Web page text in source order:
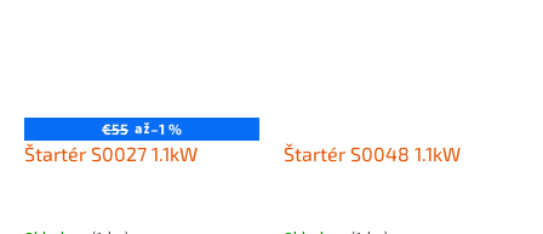
€55 až–1 %
Štartér S0027 1.1kW Štartér S0048 1.1kW